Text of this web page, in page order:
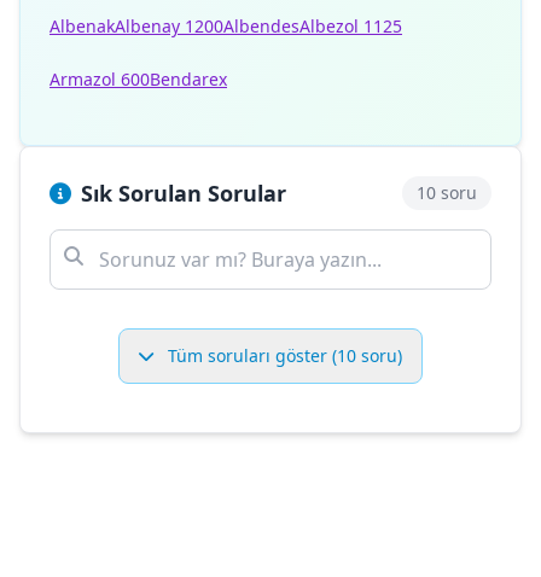
AlbenakAlbenay 1200AlbendesAlbezol 1125
Armazol 600Bendarex
Sık Sorulan Sorular 10 soru
Tüm soruları göster (10 soru)